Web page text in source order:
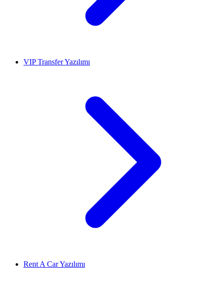
VIP Transfer Yazılımı
Rent A Car Yazılımı